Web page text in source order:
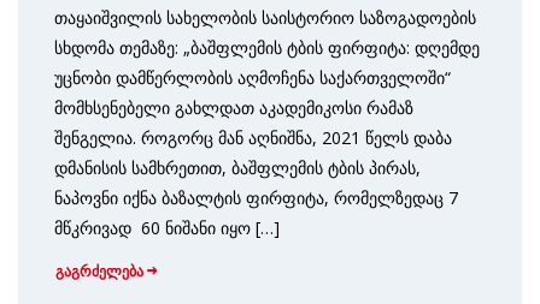
თაყაიშვილის სახელობის საისტორიო საზოგადოების
სხდომა თემაზე: „ბაშფლემის ტბის ფირფიტა: დღემდე
უცნობი დამწერლობის აღმოჩენა საქართველოში“
მომხსენებელი გახლდათ აკადემიკოსი რამაზ
შენგელია. როგორც მან აღნიშნა, 2021 წელს დაბა
დმანისის სამხრეთით, ბაშფლემის ტბის პირას,
ნაპოვნი იქნა ბაზალტის ფირფიტა, რომელზედაც 7
მწკრივად 60 ნიშანი იყო […]
გაგრძელება